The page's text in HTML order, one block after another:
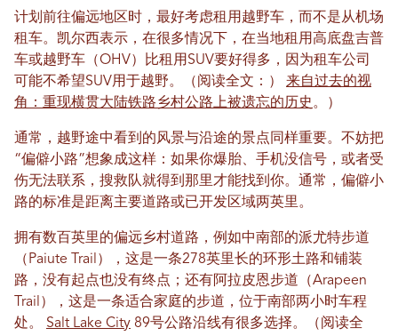
计划前往偏远地区时，最好考虑租用越野车，而不是从机场
租车。凯尔西表示，在很多情况下，在当地租用高底盘吉普
车或越野车（OHV）比租用SUV要好得多，因为租车公司
可能不希望SUV用于越野。（阅读全文：） 来自过去的视
角：重现横贯大陆铁路乡村公路上被遗忘的历史。）
通常，越野途中看到的风景与沿途的景点同样重要。不妨把
“偏僻小路”想象成这样：如果你爆胎、手机没信号，或者受
伤无法联系，搜救队就得到那里才能找到你。通常，偏僻小
路的标准是距离主要道路或已开发区域两英里。
拥有数百英里的偏远乡村道路，例如中南部的派尤特步道
（Paiute Trail），这是一条278英里长的环形土路和铺装
路，没有起点也没有终点；还有阿拉皮恩步道（Arapeen
Trail），这是一条适合家庭的步道，位于南部两小时车程
处。 Salt Lake City 89号公路沿线有很多选择。（阅读全